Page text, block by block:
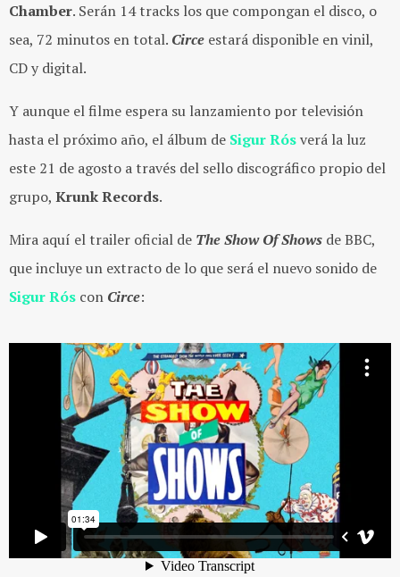
Chamber. Serán 14 tracks los que compongan el disco, o
sea, 72 minutos en total. Circe estará disponible en vinil,
CD y digital.
Y aunque el filme espera su lanzamiento por televisión
hasta el próximo año, el álbum de Sigur Rósverá la luz
este 21 de agosto a través del sello discográfico propio del
grupo, Krunk Records.
Mira aquí el trailer oficial de The Show Of Shows de BBC,
que incluye un extracto de lo que será el nuevo sonido de
Sigur Rós con Circe: